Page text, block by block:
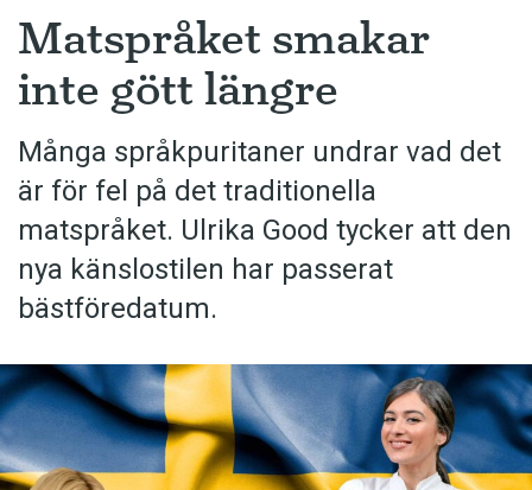
Matspråket smakar
inte gött längre
Många språkpuritaner undrar vad det
är för fel på det traditionella
matspråket. Ulrika Good tycker att den
nya känslostilen har passerat
bästföredatum.